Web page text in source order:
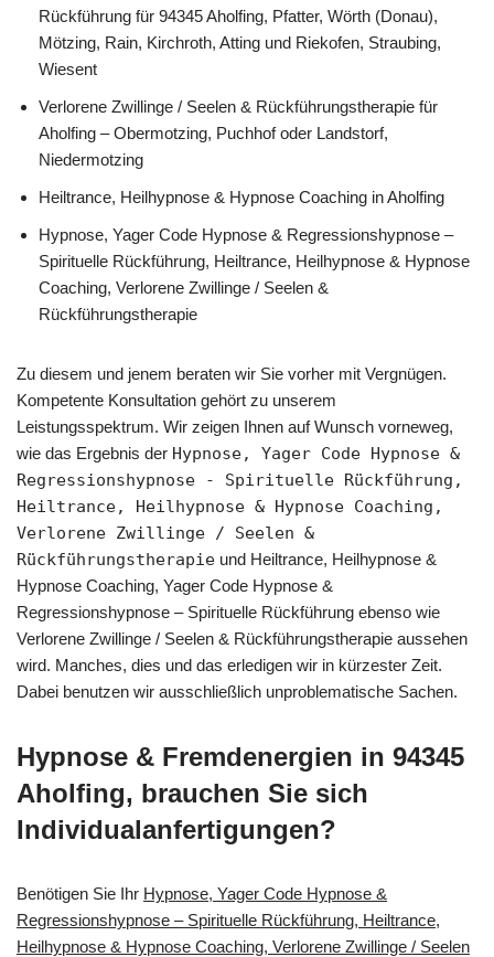
Rückführung für 94345 Aholfing, Pfatter, Wörth (Donau),
Mötzing, Rain, Kirchroth, Atting und Riekofen, Straubing,
Wiesent
Verlorene Zwillinge / Seelen & Rückführungstherapie für
Aholfing – Obermotzing, Puchhof oder Landstorf,
Niedermotzing
Heiltrance, Heilhypnose & Hypnose Coaching in Aholfing
Hypnose, Yager Code Hypnose & Regressionshypnose –
Spirituelle Rückführung, Heiltrance, Heilhypnose & Hypnose
Coaching, Verlorene Zwillinge / Seelen &
Rückführungstherapie
Zu diesem und jenem beraten wir Sie vorher mit Vergnügen.
Kompetente Konsultation gehört zu unserem
Leistungsspektrum. Wir zeigen Ihnen auf Wunsch vorneweg,
wie das Ergebnis der Hypnose, Yager Code Hypnose &
Regressionshypnose - Spirituelle Rückführung,
Heiltrance, Heilhypnose & Hypnose Coaching,
Verlorene Zwillinge / Seelen &
Rückführungstherapie und Heiltrance, Heilhypnose &
Hypnose Coaching, Yager Code Hypnose &
Regressionshypnose – Spirituelle Rückführung ebenso wie
Verlorene Zwillinge / Seelen & Rückführungstherapie aussehen
wird. Manches, dies und das erledigen wir in kürzester Zeit.
Dabei benutzen wir ausschließlich unproblematische Sachen.
Hypnose & Fremdenergien in 94345
Aholfing, brauchen Sie sich
Individualanfertigungen?
Benötigen Sie Ihr Hypnose, Yager Code Hypnose &
Regressionshypnose – Spirituelle Rückführung, Heiltrance,
Heilhypnose & Hypnose Coaching, Verlorene Zwillinge / Seelen